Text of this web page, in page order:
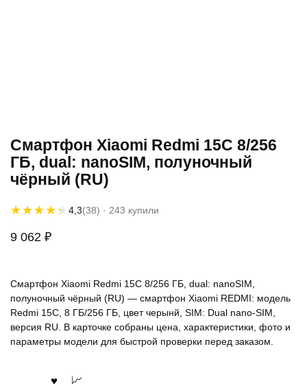
Смартфон Xiaomi Redmi 15C 8/256
ГБ, dual: nanoSIM, полуночный
чёрный (RU)
★★★★★
★★★★★4,3(38) · 243 купили
9 062 ₽
Смартфон Xiaomi Redmi 15C 8/256 ГБ, dual: nanoSIM,
полуночный чёрный (RU) — смартфон Xiaomi REDMI: модель
Redmi 15C, 8 ГБ/256 ГБ, цвет черынй, SIM: Dual nano-SIM,
версия RU. В карточке собраны цена, характеристики, фото и
параметры модели для быстрой проверки перед заказом.